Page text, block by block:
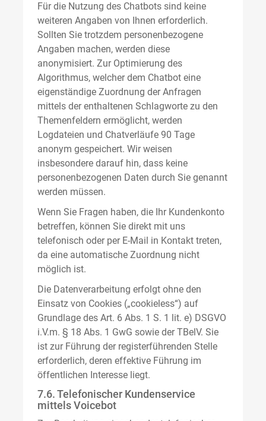
Für die Nutzung des Chatbots sind keine
weiteren Angaben von Ihnen erforderlich.
Sollten Sie trotzdem personenbezogene
Angaben machen, werden diese
anonymisiert. Zur Optimierung des
Algorithmus, welcher dem Chatbot eine
eigenständige Zuordnung der Anfragen
mittels der enthaltenen Schlagworte zu den
Themenfeldern ermöglicht, werden
Logdateien und Chatverläufe 90 Tage
anonym gespeichert. Wir weisen
insbesondere darauf hin, dass keine
personenbezogenen Daten durch Sie genannt
werden müssen.
Wenn Sie Fragen haben, die Ihr Kundenkonto
betreffen, können Sie direkt mit uns
telefonisch oder per E-Mail in Kontakt treten,
da eine automatische Zuordnung nicht
möglich ist.
Die Datenverarbeitung erfolgt ohne den
Einsatz von Cookies („cookieless“) auf
Grundlage des Art. 6 Abs. 1 S. 1 lit. e) DSGVO
i.V.m. § 18 Abs. 1 GwG sowie der TBelV. Sie
ist zur Führung der registerführenden Stelle
erforderlich, deren effektive Führung im
öffentlichen Interesse liegt.
7.6. Telefonischer Kundenservice
mittels Voicebot